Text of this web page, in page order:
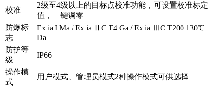
校准
2级至4级以上的目标点校准功能，可设置校准标定
值，一键调零
防爆标
志
Ex ia I Ma / Ex ia ⅡC T4 Ga / Ex ia ⅢC T200 130℃
Da
防护等
级
IP66
操作模
式
用户模式、管理员模式2种操作模式可供选择